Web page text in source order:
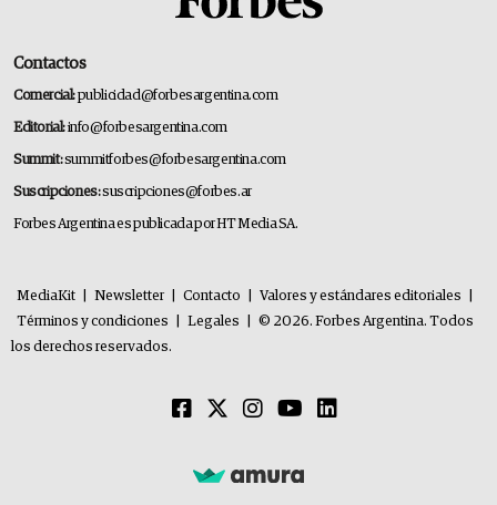
Contactos
Comercial:publicidad@forbesargentina.com
Editorial:info@forbesargentina.com
Summit:summitforbes@forbesargentina.com
Suscripciones:suscripciones@forbes.ar
Forbes Argentina es publicada por HT Media SA.
MediaKit Newsletter Contacto Valores y estándares editoriales
Términos y condiciones
Legales
© 2026. Forbes Argentina. Todos
los derechos reservados.